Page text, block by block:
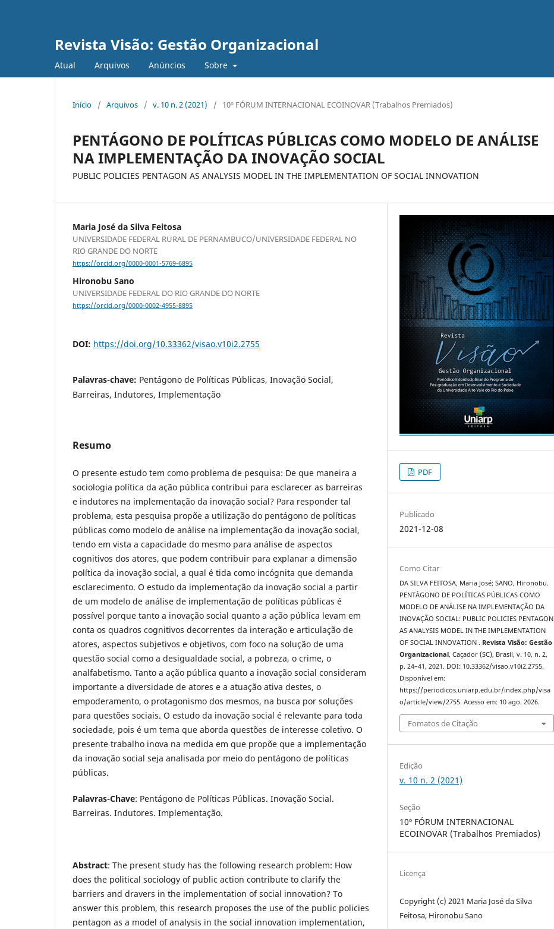
Revista Visão: Gestão Organizacional
Atual Arquivos Anúncios Sobre
Início / Arquivos / v. 10 n. 2 (2021) / 10º FÓRUM INTERNACIONAL ECOINOVAR (Trabalhos Premiados)
PENTÁGONO DE POLÍTICAS PÚBLICAS COMO MODELO DE ANÁLISE
NA IMPLEMENTAÇÃO DA INOVAÇÃO SOCIAL
PUBLIC POLICIES PENTAGON AS ANALYSIS MODEL IN THE IMPLEMENTATION OF SOCIAL INNOVATION
Maria José da Silva Feitosa
UNIVERSIDADE FEDERAL RURAL DE PERNAMBUCO/UNIVERSIDADE FEDERAL NO
RIO GRANDE DO NORTE
https://orcid.org/0000-0001-5769-6895
Hironobu Sano
UNIVERSIDADE FEDERAL DO RIO GRANDE DO NORTE
https://orcid.org/0000-0002-4955-8895
DOI: https://doi.org/10.33362/visao.v10i2.2755
Palavras-chave: Pentágono de Políticas Públicas, Inovação Social,
Barreiras, Indutores, Implementação
Resumo
O presente estudo tem como problema de pesquisa: De que maneira a
sociologia política da ação pública contribui para esclarecer as barreiras
e indutores na implementação da inovação social? Para responder tal
problema, esta pesquisa propõe a utilização do pentágono de políticas
públicas como modelo de análise na implementação da inovação social,
tendo em vista a capacidade do mesmo para análise de aspectos
cognitivos dos atores, que podem contribuir para explanar a dimensão
política da inovação social, a qual é tida como incógnita que demanda
esclarecimento. O estudo da implementação da inovação social a partir
de um modelo de análise de implementação de políticas públicas é
possível porque tanto a inovação social quanto a ação pública levam em
conta os quadros cognitivos decorrentes da interação e articulação de
atores, aspectos subjetivos e objetivos, com foco na solução de uma
questão social como a desigualdade social, a pobreza, o crime, o
analfabetismo. Tanto a ação pública quanto a inovação social consideram
importante a diversidade de atores e a atuação ativa destes, o
empoderamento, o protagonismo dos mesmos, na busca por soluções
para questões sociais. O estudo da inovação social é relevante para toda
sociedade, pois é um tema que aborda questões de interesse coletivo. O
presente trabalho inova na medida em que propõe que a implementação
da inovação social seja analisada por meio do pentágono de políticas
públicas.
Palavras-Chave: Pentágono de Políticas Públicas. Inovação Social.
Barreiras. Indutores. Implementação.
Abstract: The present study has the following research problem: How
does the political sociology of public action contribute to clarify the
barriers and dravers in the implementation of social innovation? To
answer this problem, this research proposes the use of the public policies
pentagon as a model of analysis in the social innovation implementation,
PDF
Publicado
2021-12-08
Como Citar
DA SILVA FEITOSA, Maria José; SANO, Hironobu.
PENTÁGONO DE POLÍTICAS PÚBLICAS COMO
MODELO DE ANÁLISE NA IMPLEMENTAÇÃO DA
INOVAÇÃO SOCIAL: PUBLIC POLICIES PENTAGON
AS ANALYSIS MODEL IN THE IMPLEMENTATION
OF SOCIAL INNOVATION . Revista Visão: Gestão
Organizacional, Caçador (SC), Brasil, v. 10, n. 2,
p. 24–41, 2021. DOI: 10.33362/visao.v10i2.2755.
Disponível em:
https://periodicos.uniarp.edu.br/index.php/visa
o/article/view/2755. Acesso em: 10 ago. 2026.
Fomatos de Citação
Edição
v. 10 n. 2 (2021)
Seção
10º FÓRUM INTERNACIONAL
ECOINOVAR (Trabalhos Premiados)
Licença
Copyright (c) 2021 Maria José da Silva
Feitosa, Hironobu Sano